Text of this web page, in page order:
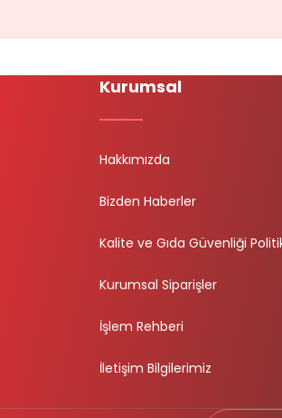
Kurumsal
Hakkımızda
Bizden Haberler
Kalite ve Gıda Güvenliği
Kurumsal Siparişler
İşlem Rehberi
İletişim Bilgilerimiz